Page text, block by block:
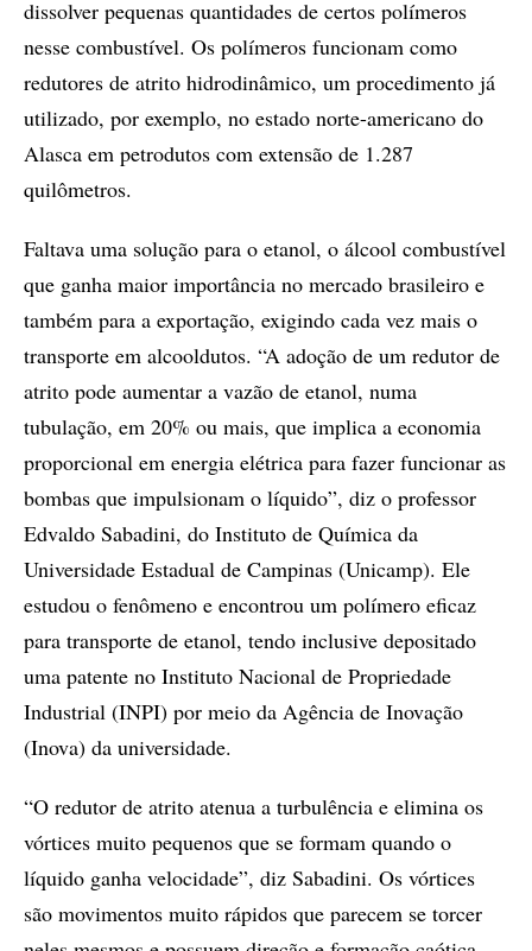
dissolver pequenas quantidades de certos polímeros
nesse combustível. Os polímeros funcionam como
redutores de atrito hidrodinâmico, um procedimento já
utilizado, por exemplo, no estado norte-americano do
Alasca em petrodutos com extensão de 1.287
quilômetros.
Faltava uma solução para o etanol, o álcool combustível
que ganha maior importância no mercado brasileiro e
também para a exportação, exigindo cada vez mais o
transporte em alcooldutos. “A adoção de um redutor de
atrito pode aumentar a vazão de etanol, numa
tubulação, em 20% ou mais, que implica a economia
proporcional em energia elétrica para fazer funcionar as
bombas que impulsionam o líquido”, diz o professor
Edvaldo Sabadini, do Instituto de Química da
Universidade Estadual de Campinas (Unicamp). Ele
estudou o fenômeno e encontrou um polímero eficaz
para transporte de etanol, tendo inclusive depositado
uma patente no Instituto Nacional de Propriedade
Industrial (INPI) por meio da Agência de Inovação
(Inova) da universidade.
“O redutor de atrito atenua a turbu­lência e elimina os
vórtices muito pequenos que se formam quando o
líquido ganha velocidade”, diz Sabadini. Os vórtices
são movimentos muito rápidos que parecem se torcer